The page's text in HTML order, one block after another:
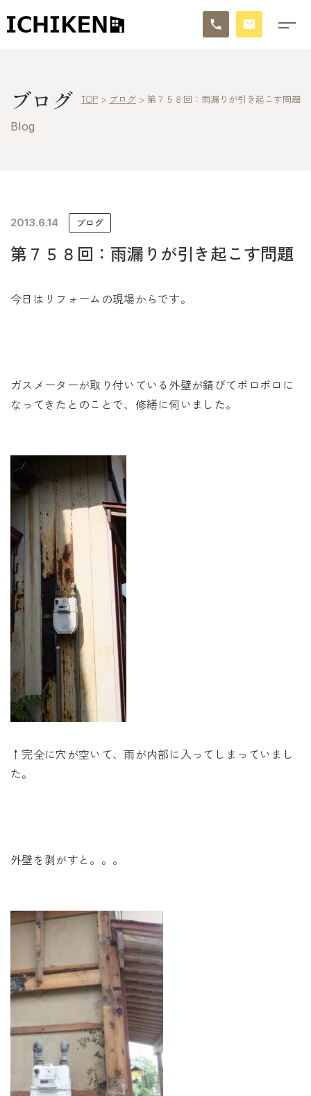
ブログ
イチケンの家づくり
モデルハウス
お問い合わせ
Tel. 0257-27-2157
ブログ
Blog
TOP > ブログ > 第７５８回：雨漏りが引き起こす問題
2013.6.14 ブログ
第７５８回：雨漏りが引き起こす問題
今日はリフォームの現場からです。
ガスメーターが取り付いている外壁が錆びてボロボロに
なってきたとのことで、修繕に伺いました。
↑完全に穴が空いて、雨が内部に入ってしまっていまし
た。
外壁を剥がすと。。。